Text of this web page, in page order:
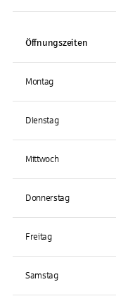
Öffnungszeiten
Montag
Dienstag
Mittwoch
Donnerstag
Freitag
Samstag